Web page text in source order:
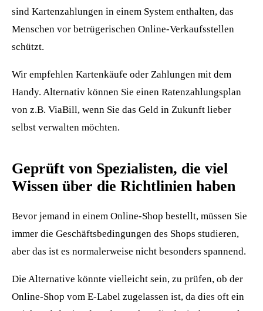
sind Kartenzahlungen in einem System enthalten, das
Menschen vor betrügerischen Online-Verkaufsstellen
schützt.
Wir empfehlen Kartenkäufe oder Zahlungen mit dem
Handy. Alternativ können Sie einen Ratenzahlungsplan
von z.B. ViaBill, wenn Sie das Geld in Zukunft lieber
selbst verwalten möchten.
Geprüft von Spezialisten, die viel
Wissen über die Richtlinien haben
Bevor jemand in einem Online-Shop bestellt, müssen Sie
immer die Geschäftsbedingungen des Shops studieren,
aber das ist es normalerweise nicht besonders spannend.
Die Alternative könnte vielleicht sein, zu prüfen, ob der
Online-Shop vom E-Label zugelassen ist, da dies oft ein